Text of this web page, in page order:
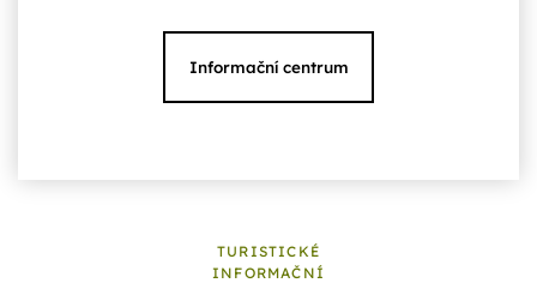
Informační centrum
TURISTICKÉ
INFORMAČNÍ